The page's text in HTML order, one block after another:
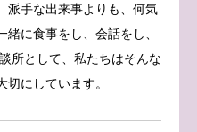
派手な出来事よりも、何気
に食事をし、会話をし、
所として、私たちはそんな
にしています。